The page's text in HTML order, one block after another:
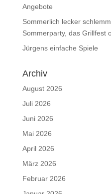
Angebote
Sommerlich lecker
Sommerparty, das Grillfest
Jürgens einfache Spiele
Archiv
August 2026
Juli 2026
Juni 2026
Mai 2026
April 2026
März 2026
Februar 2026